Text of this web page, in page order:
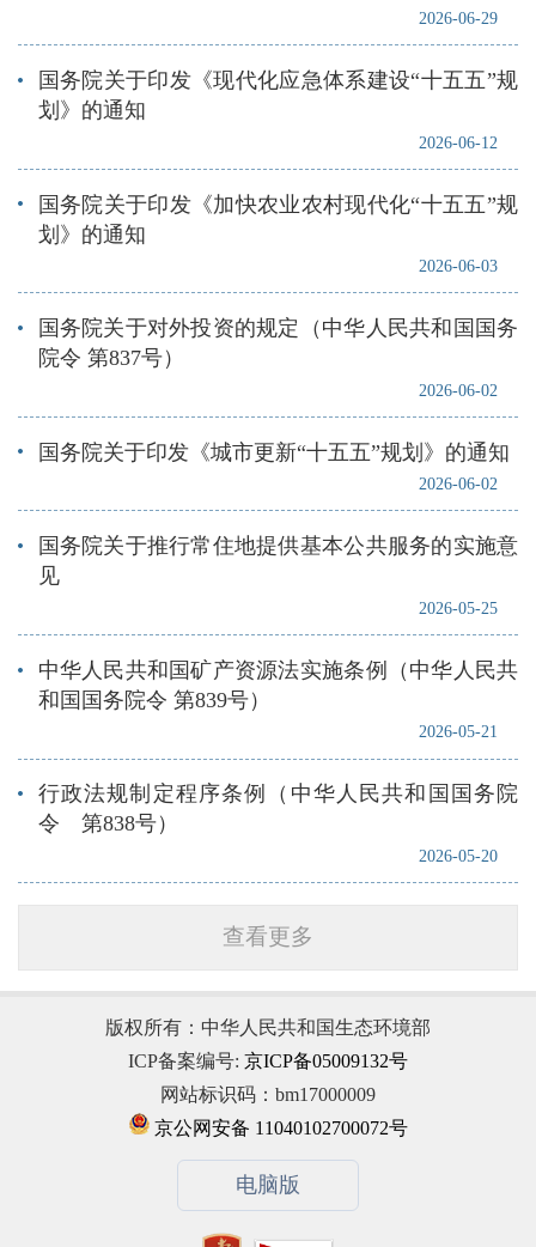
2026-06-29
2026-06-12
国务院关于印发《现代化应急体系建设“十五五”规
划》的通知
2026-06-03
国务院关于印发《加快农业农村现代化“十五五”规
划》的通知
2026-06-02
国务院关于对外投资的规定（中华人民共和国国务
院令 第837号）
2026-06-02
国务院关于印发《城市更新“十五五”规划》的通知
2026-05-25
国务院关于推行常住地提供基本公共服务的实施意
见
2026-05-21
中华人民共和国矿产资源法实施条例（中华人民共
和国国务院令 第839号）
2026-05-20
行政法规制定程序条例（中华人民共和国国务院
令 第838号）
查看更多
版权所有：中华人民共和国生态环境部
ICP备案编号: 京ICP备05009132号
网站标识码：bm17000009
京公网安备 11040102700072号
电脑版